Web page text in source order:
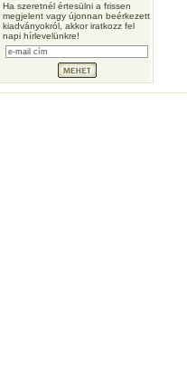
Ha szeretnél értesülni a frissen
megjelent vagy újonnan beérkezett
kiadványokról, akkor iratkozz fel
napi hírlevelünkre!